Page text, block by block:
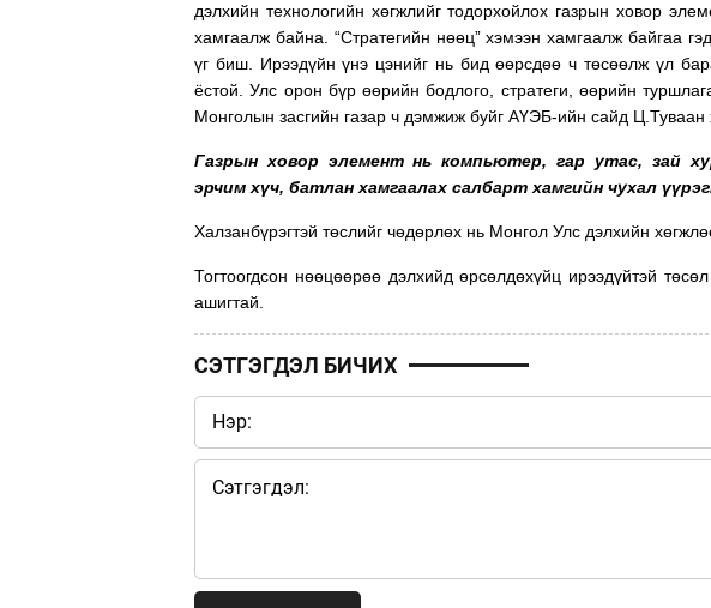
дэлхийн технологийн хөгжлийгтодорхойлох газрын ховор
хамгаалж байна. “Стратегийн нөөц” хэмээн хамгаалж байгаа
үг биш. Ирээдүйн үнэ цэнийг нь бид өөрсдөө ч төсөөлж үл
ёстой. Улс орон бүр өөрийн бодлого, стратеги, өөрийн
Монголын засгийн газар ч дэмжиж буйг АҮЭБ-ийн сайд Ц.Туваан
Газрын ховор элемент нь компьютер, гар утас, зай
эрчим хүч, батлан хамгаалах салбарт хамгийн чухал
Халзанбүрэгтэй төслийг чөдөрлөх нь Монгол Улс дэлхийн
Тогтоогдсон нөөцөөрөө дэлхийд өрсөлдөхүйц ирээдүйтэй
ашигтай.
СЭТГЭГДЭЛ БИЧИХ